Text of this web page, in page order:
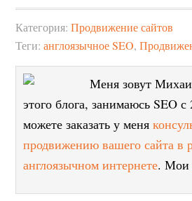
Категория:Продвижение сайтов
Теги:англоязычное SEO,
Меня зовут
этого блога, занимаюсь SEO
можете заказать у меня
продвижению вашего сайта в
англоязычном интернете.